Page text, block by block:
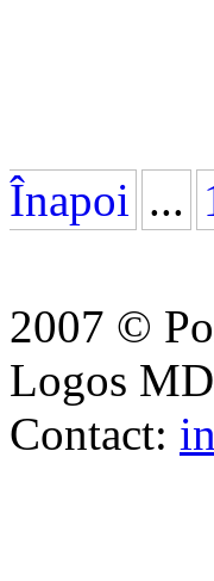
Înapoi ...
2007 ©
Logos MD
Contact: